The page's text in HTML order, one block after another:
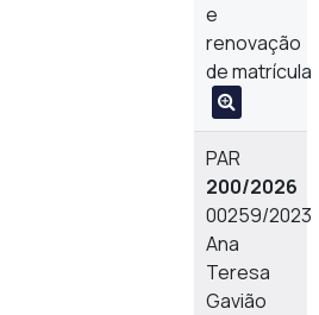
e
renovação
de matrícula
PAR
200/2026
00259/2023
Ana
Teresa
Gavião